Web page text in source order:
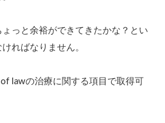
っと余裕ができてきたかな？とい
ればなりません。
lawの治療に関する項目で取得可